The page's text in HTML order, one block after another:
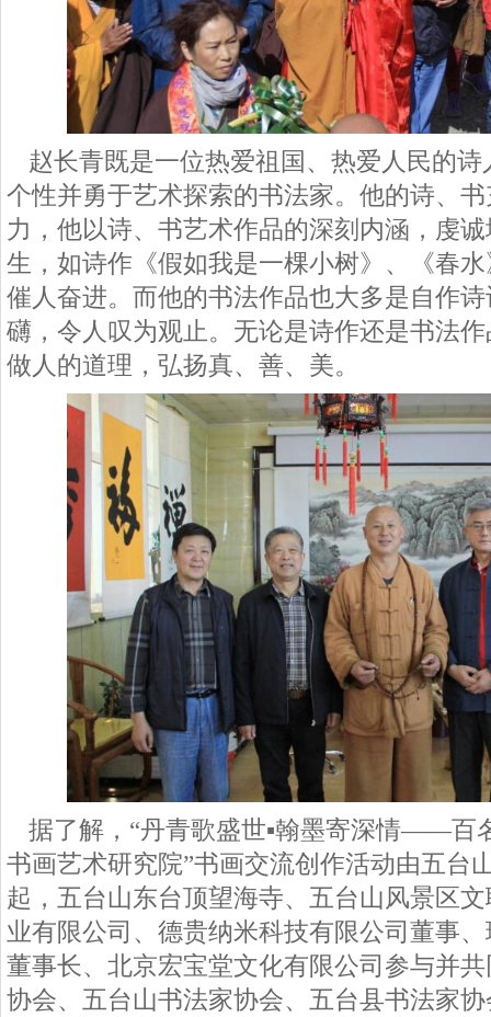
赵长青既是一位热爱祖国、热爱人民的
个性并勇于艺术探索的书法家。他的诗、
力，他以诗、书艺术作品的深刻内涵，虔
生，如诗作《假如我是一棵小树》、《春
催人奋进。而他的书法作品也大多是自作
礴，令人叹为观止。无论是诗作还是书法
做人的道理，弘扬真、善、美。
据了解， “丹青歌盛世▪翰墨寄深情——百
书画艺术研究院”书画交流创作活动由五台
起，五台山东台顶望海寺、五台山风景区
业有限公司、德贵纳米科技有限公司董事
董事长、北京宏宝堂文化有限公司参与并
协会、五台山书法家协会、五台县书法家